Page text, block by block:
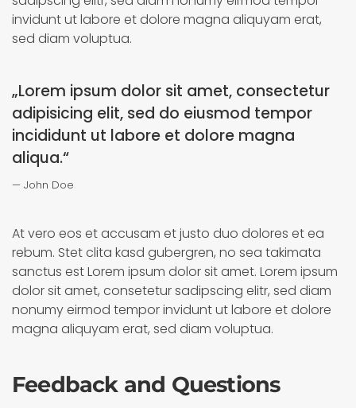
invidunt ut labore et dolore magna aliquyam erat,
sed diam voluptua.
„Lorem ipsum dolor sit amet, consectetur
adipisicing elit, sed do eiusmod tempor
incididunt ut labore et dolore magna
aliqua.“
John Doe
At vero eos et accusam et justo duo dolores et ea
rebum. Stet clita kasd gubergren, no sea takimata
sanctus est Lorem ipsum dolor sit amet. Lorem ipsum
dolor sit amet, consetetur sadipscing elitr, sed diam
nonumy eirmod tempor invidunt ut labore et dolore
magna aliquyam erat, sed diam voluptua.
Feedback and Questions